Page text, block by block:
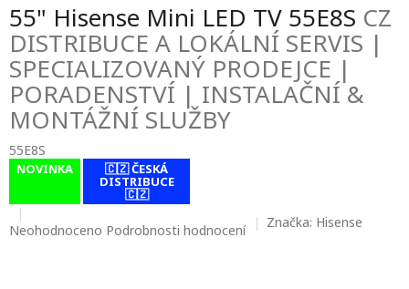
55" Hisense Mini LED TV 55E8S CZ
DISTRIBUCE A LOKÁLNÍ SERVIS |
SPECIALIZOVANÝ PRODEJCE |
PORADENSTVÍ | INSTALAČNÍ &
MONTÁŽNÍ SLUŽBY
55E8S
NOVINKA 🇨🇿 ČESKÁ
DISTRIBUCE
🇨🇿
Průměrné
Neohodnoceno Podrobnosti hodnocení Značka: Hisense